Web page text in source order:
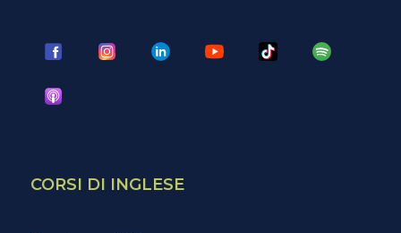
CORSI DI INGLESE